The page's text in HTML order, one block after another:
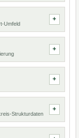
Umfeld
Strukturdaten